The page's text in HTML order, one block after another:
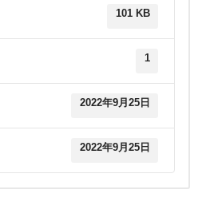
101 KB
1
2022年9月25日
2022年9月25日